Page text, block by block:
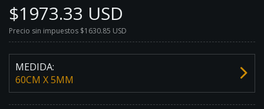
$1973.33 USD
Precio sin impuestos $1630.85 USD
MEDIDA:
60CM X 5MM